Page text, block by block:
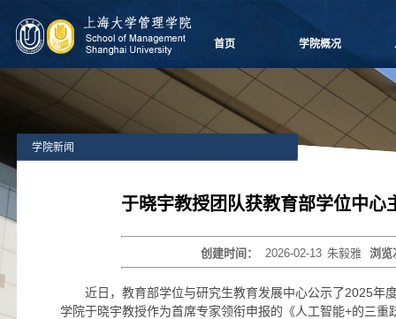
首页 学院概况
学院愿景
院长致辞
学院介绍
党群组织
学院制度
学院视频
历任领导
学院新闻
于晓宇教授团队获教育部学位中心
创建时间： 2026-02-13 朱毅雅 浏览
近日，教育部学位与研究生教育发展中心公示了2025年
学院于晓宇教授作为首席专家领衔申报的《人工智能+的三重